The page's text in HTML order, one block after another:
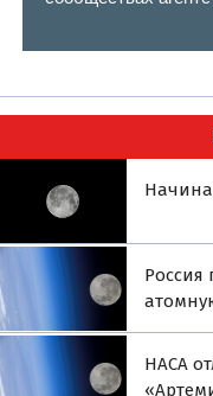
Россия
НАСА